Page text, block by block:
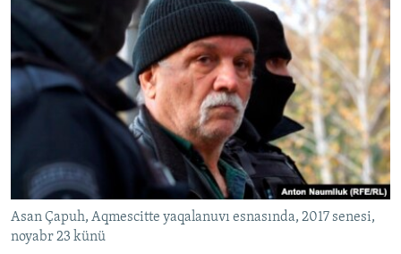
Asan Çapuh, Aqmescitte yaqalanuvı esnasında, 2017 senesi,
noyabr 23 künü